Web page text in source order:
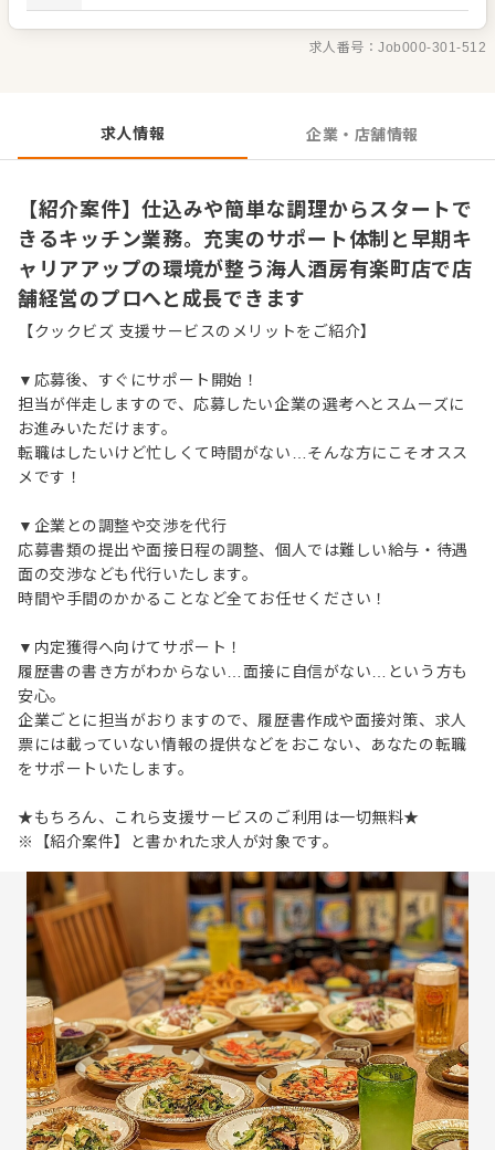
整っています。首都圏を中心に幅広いジャンルで多様なブ
ランドを展開しているため、一つの会社に在籍しながら、
求人番号：Job000-301-512
求人情報 企業・店舗情報
【紹介案件】仕込みや簡単な調理からスタートで
きるキッチン業務。充実のサポート体制と早期キ
ャリアアップの環境が整う海人酒房有楽町店で店
舗経営のプロへと成長できます
【クックビズ 支援サービスのメリットをご紹介】
▼応募後、すぐにサポート開始！
担当が伴走しますので、応募したい企業の選考へとスムーズに
お進みいただけます。
転職はしたいけど忙しくて時間がない…そんな方にこそオスス
メです！
▼企業との調整や交渉を代行
応募書類の提出や面接日程の調整、個人では難しい給与・待遇
面の交渉なども代行いたします。
時間や手間のかかることなど全てお任せください！
▼内定獲得へ向けてサポート！
履歴書の書き方がわからない…面接に自信がない…という方も
安心。
企業ごとに担当がおりますので、履歴書作成や面接対策、求人
票には載っていない情報の提供などをおこない、あなたの転職
をサポートいたします。
★もちろん、これら支援サービスのご利用は一切無料★
※【紹介案件】と書かれた求人が対象です。